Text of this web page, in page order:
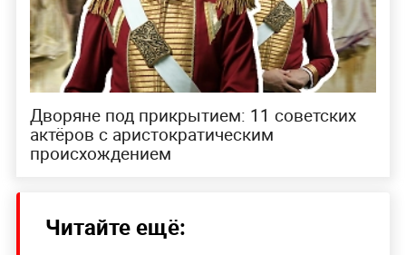
Дворяне под прикрытием: 11 советских
актёров с аристократическим
происхождением
Читайте ещё: